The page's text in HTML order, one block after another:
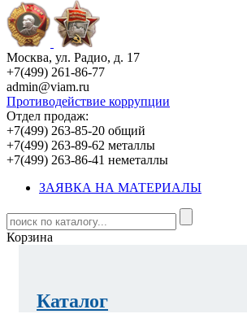
Москва, ул. Радио, д. 17
+7(499) 261-86-77
admin@viam.ru
Противодействие коррупции
Отдел продаж:
+7(499) 263-85-20 общий
+7(499) 263-89-62 металлы
+7(499) 263-86-41 неметаллы
ЗАЯВКА НА МАТЕРИАЛЫ
Корзина
Каталог